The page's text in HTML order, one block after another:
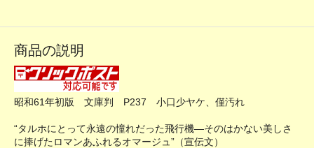
商品の説明
昭和61年初版 文庫判 P237 小口少ヤケ、僅汚れ
“タルホにとって永遠の憧れだった飛行機―そのはかない美しさ
に捧げたロマンあふれるオマージュ”（宣伝文）